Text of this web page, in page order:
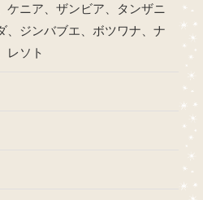
ケニア、ザンビア、タンザニ
、ジンバブエ、ボツワナ、ナ
レソト